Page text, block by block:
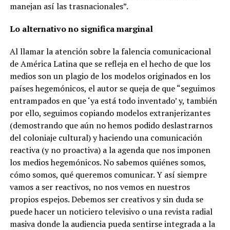
manejan así las trasnacionales”.
Lo alternativo no significa marginal
Al llamar la atención sobre la falencia comunicacional
de América Latina que se refleja en el hecho de que los
medios son un plagio de los modelos originados en los
países hegemónicos, el autor se queja de que “seguimos
entrampados en que ‘ya está todo inventado’ y, también
por ello, seguimos copiando modelos extranjerizantes
(demostrando que aún no hemos podido deslastrarnos
del coloniaje cultural) y haciendo una comunicación
reactiva (y no proactiva) a la agenda que nos imponen
los medios hegemónicos. No sabemos quiénes somos,
cómo somos, qué queremos comunicar. Y así siempre
vamos a ser reactivos, no nos vemos en nuestros
propios espejos. Debemos ser creativos y sin duda se
puede hacer un noticiero televisivo o una revista radial
masiva donde la audiencia pueda sentirse integrada a la